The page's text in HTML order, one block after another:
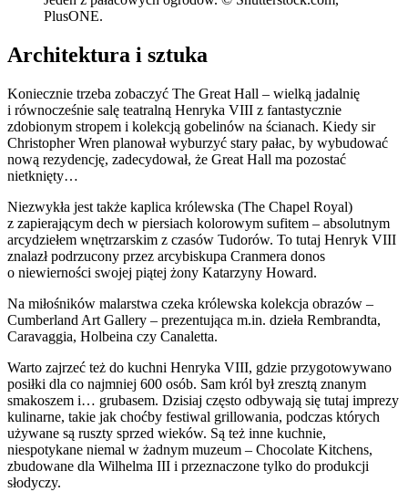
PlusONE.
Architektura i sztuka
Koniecznie trzeba zobaczyć The Great Hall – wielką jadalnię
i równocześnie salę teatralną Henryka VIII z fantastycznie
zdobionym stropem i kolekcją gobelinów na ścianach. Kiedy sir
Christopher Wren planował wyburzyć stary pałac, by wybudować
nową rezydencję, zadecydował, że Great Hall ma pozostać
nietknięty…
Niezwykła jest także kaplica królewska (The Chapel Royal)
z zapierającym dech w piersiach kolorowym sufitem – absolutnym
arcydziełem wnętrzarskim z czasów Tudorów. To tutaj Henryk VIII
znalazł podrzucony przez arcybiskupa Cranmera donos
o niewierności swojej piątej żony Katarzyny Howard.
Na miłośników malarstwa czeka królewska kolekcja obrazów –
Cumberland Art Gallery – prezentująca m.in. dzieła Rembrandta,
Caravaggia, Holbeina czy Canaletta.
Warto zajrzeć też do kuchni Henryka VIII, gdzie przygotowywano
posiłki dla co najmniej 600 osób. Sam król był zresztą znanym
smakoszem i… grubasem. Dzisiaj często odbywają się tutaj imprezy
kulinarne, takie jak choćby festiwal grillowania, podczas których
używane są ruszty sprzed wieków. Są też inne kuchnie,
niespotykane niemal w żadnym muzeum – Chocolate Kitchens,
zbudowane dla Wilhelma III i przeznaczone tylko do produkcji
słodyczy.